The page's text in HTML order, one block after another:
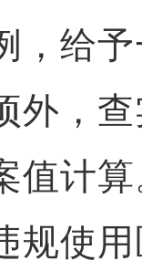
，给
外，
值计
规使